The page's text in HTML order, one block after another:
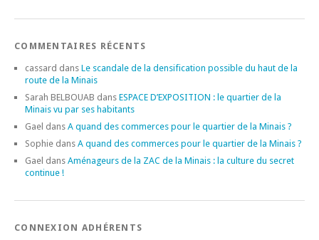
COMMENTAIRES RÉCENTS
cassard dans Le scandale de la densification possible du haut de la
route de la Minais
Sarah BELBOUAB dans ESPACE D’EXPOSITION : le quartier de la
Minais vu par ses habitants
Gael dans A quand des commerces pour le quartier de la Minais ?
Sophie dans A quand des commerces pour le quartier de la Minais ?
Gael dans Aménageurs de la ZAC de la Minais : la culture du secret
continue !
CONNEXION ADHÉRENTS